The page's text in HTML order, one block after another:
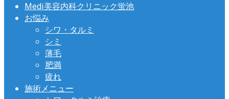
Medi美容内科クリニック蛍池
お悩み
シワ・タルミ
シミ
薄毛
肥満
疲れ
施術メニュー